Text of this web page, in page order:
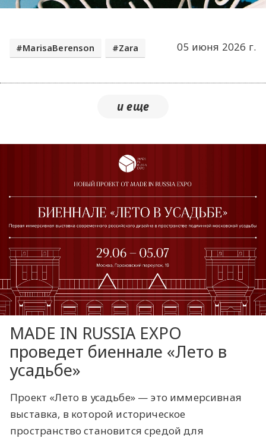
05 июня 2026 г.
MarisaBerenson Zara
MADE IN RUSSIA EXPO
проведет биеннале «Лето в
усадьбе»
Проект «Лето в усадьбе» — это иммерсивная
выставка, в которой историческое
пространство становится средой для